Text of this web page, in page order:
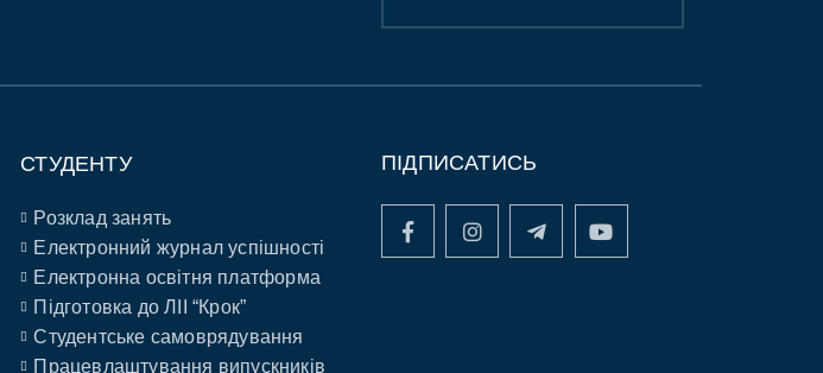
СТУДЕНТУ
Розклад занять
Електронний журнал успішності
Електронна освітня платформа
Підготовка до ЛІІ “Крок”
Студентське самоврядування
Працевлаштування випускників
ПІДПИСАТИСЬ